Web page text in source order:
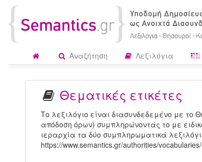
Αναζήτηση Λεξιλόγια
Θεματικές ετικέτες
Το λεξιλόγιο είναι διασυνδεδεμένο με το
απόδοση όρων) συμπληρώνοντάς το με
ιεραρχία τα δύο συμπληρωματικά
https://www.semantics.gr/authorities/